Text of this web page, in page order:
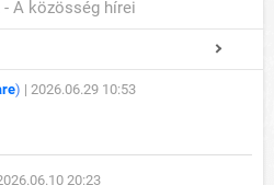
- A közösség hírei
) | 2026.06.29 10:53
20:23